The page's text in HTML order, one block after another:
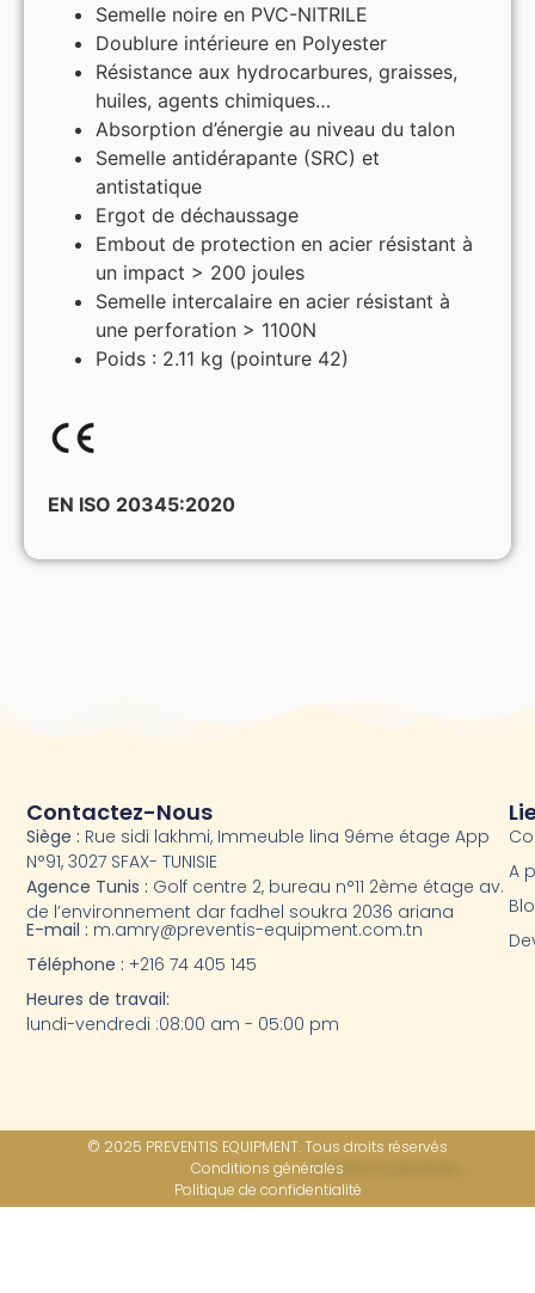
Semelle noire en PVC-NITRILE
Doublure intérieure en Polyester
Résistance aux hydrocarbures, graisses,
huiles, agents chimiques…
Absorption d’énergie au niveau du talon
Semelle antidérapante (SRC) et
antistatique
Ergot de déchaussage
Embout de protection en acier résistant à
un impact > 200 joules
Semelle intercalaire en acier résistant à
une perforation > 1100N
Poids : 2.11 kg (pointure 42)
EN ISO 20345:2020
A
Contactez-Nous
Siège : Rue sidi lakhmi, Immeuble lina 9éme étage App
N°91, 3027 SFAX- TUNISIE
Agence Tunis : Golf centre 2, bureau n°11 2ème étage av.
de l’environnement dar fadhel soukra 2036 ariana
E-mail : m.amry@preventis-equipment.com.tn
Téléphone : +216 74 405 145
Heures de travail:
lundi-vendredi :08:00 am - 05:00 pm
© 2025 PREVENTIS EQUIPMENT. Tous droits réservés
Conditions générales
Politique de confidentialité​